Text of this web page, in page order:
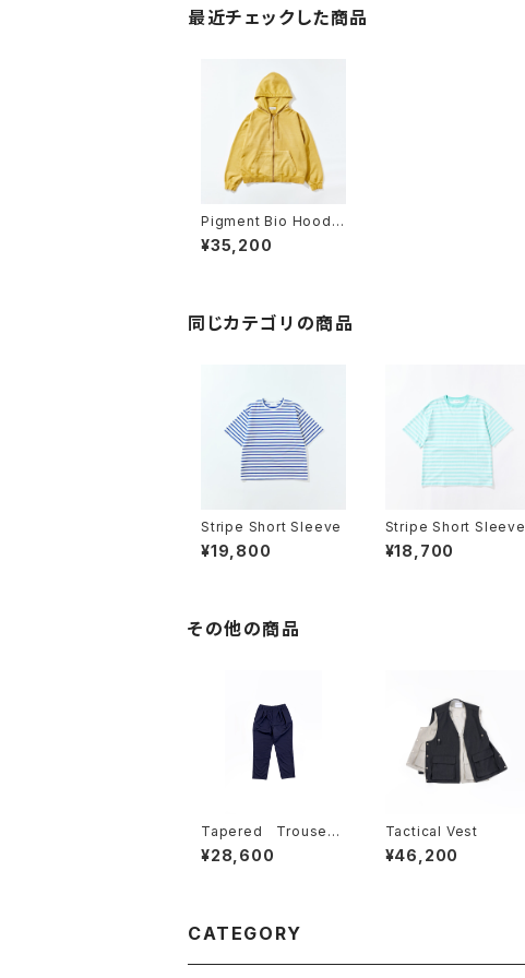
最近チェックした商品
Pigment Bio Hoode
d
¥35,200
同じカテゴリの商品
Stripe Short Sleeve
¥19,800
Stripe Short Sleeve
¥18,700
その他の商品
Tapered Trousere
s
¥28,600
Tactical Vest
¥46,200
CATEGORY